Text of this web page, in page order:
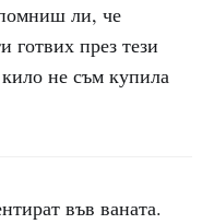
ли, че
през тези
не съм купила
във ваната.